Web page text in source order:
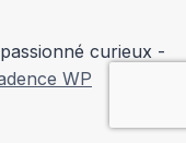
curieux -
WP